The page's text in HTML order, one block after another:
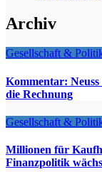
Archiv
Gesellschaft &
Kommentar:
die Rechnung
Gesellschaft &
Millionen für
Finanzpolitik